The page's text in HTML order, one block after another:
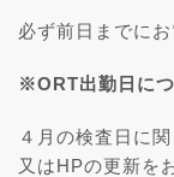
必ず前日までに
※ORT出勤日につ
４月の検査日に
又はHPの更新を